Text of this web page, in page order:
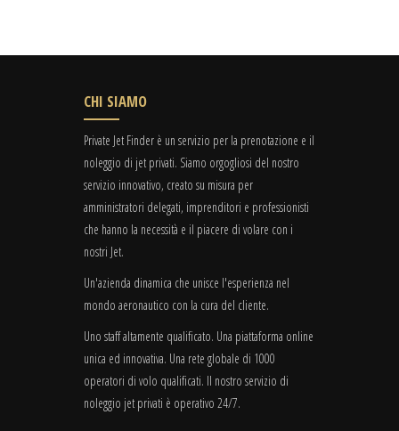
CHI SIAMO
Private Jet Finder è un servizio per la prenotazione e il
noleggio di jet privati. Siamo orgogliosi del nostro
servizio innovativo, creato su misura per
amministratori delegati, imprenditori e professionisti
che hanno la necessità e il piacere di volare con i
nostri Jet.
Un'azienda dinamica che unisce l'esperienza nel
mondo aeronautico con la cura del cliente.
Uno staff altamente qualificato. Una piattaforma online
unica ed innovativa. Una rete globale di 1000
operatori di volo qualificati. Il nostro servizio di
noleggio jet privati è operativo 24/7.